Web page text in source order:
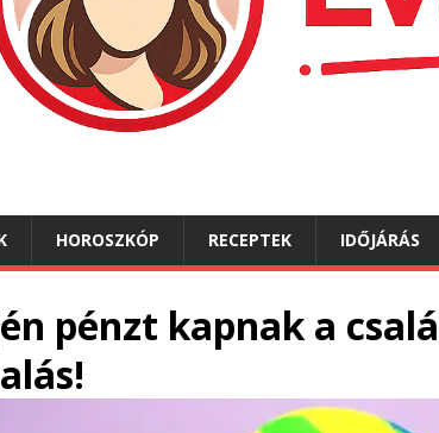
HOROSZKÓP RECEPTEK IDŐJÁRÁS
pénzt kapnak a